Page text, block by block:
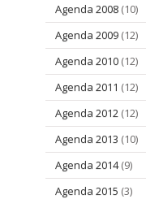
Agenda 2008 (10)
Agenda 2009 (12)
Agenda 2010 (12)
Agenda 2011 (12)
Agenda 2012 (12)
Agenda 2013 (10)
Agenda 2014(9)
Agenda 2015 (3)